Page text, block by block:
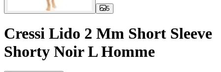
5
Cressi Lido 2 Mm Short Sleeve
Shorty Noir L Homme